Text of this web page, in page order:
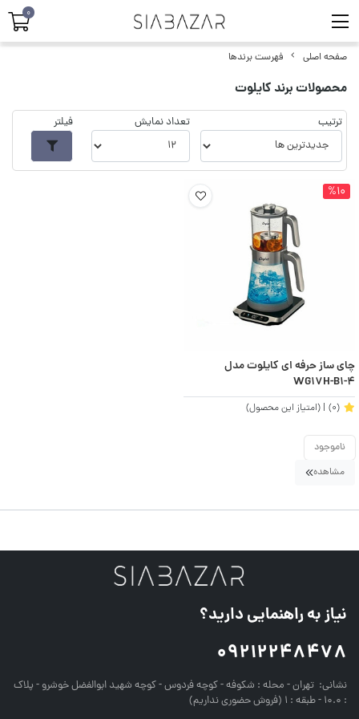
صفحه اصلی فهرست برندها
محصولات برند کایلوت
ترتیب تعداد نمایش فیلتر
%10
چای ساز حرفه ای کایلوت مدل
WG17H-B1-4
(0) | (امتیاز این محصول)
ناموجود
مشاهده
نیاز به راهنمایی دارید؟
09212248478
نشانی: تهران - محله : شکوفه - کوچه فردوس - کوچه شهید ابوالفضل خوشرو - پلاک
: 10.0 - طبقه : 1 (فروش حضوری نداریم)
0